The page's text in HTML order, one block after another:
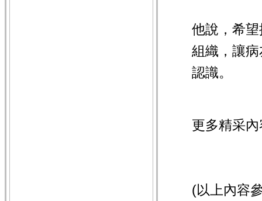
他說，希
組織，讓
認識。
更多精采
(以上內容